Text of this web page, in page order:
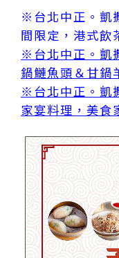
※台北中正。凱
間限定，港式飲
※台北中正。凱
鍋鰱魚頭＆甘鍋
※台北中正。凱
家宴料理，美食